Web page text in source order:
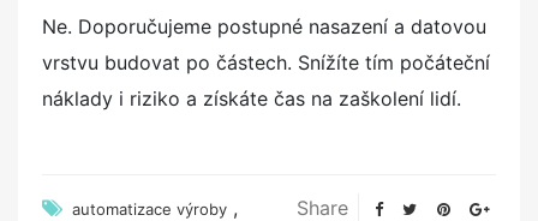
Ne. Doporučujeme postupné nasazení a datovou
vrstvu budovat po částech. Snížíte tím počáteční
náklady i riziko a získáte čas na zaškolení lidí.
automatizace výroby , Share